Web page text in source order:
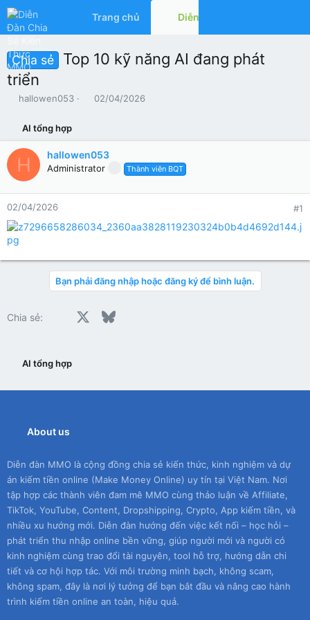
Trang chủ Diễn đàn
Chia sẻ
Top 10 kỹ năng AI đang phát
triển
T
e
a
d
s
t
a
r
r
hallowen053
N
ử
i
02/04/2026
AI tổng hợp
H hallowen053
Administrator Thành viên BQT
02/04/2026 #1
Bạn phải đăng nhập hoặc đăng ký để bình luận.
Chia sẻ: Facebook Bluesky
AI tổng hợp
About us
Diễn đàn MMO là cộng đồng chia sẻ kiến thức, kinh nghiệm và dự
án kiếm tiền online (Make Money Online) uy tín tại Việt Nam. Nơi
tập hợp các thành viên đam mê MMO cùng thảo luận về Affiliate,
TikTok, YouTube, Content, Dropshipping, Crypto, App kiếm tiền, và
nhiều xu hướng mới. Diễn đàn hướng đến việc kết nối – học hỏi –
phát triển thu nhập online bền vững, giúp người mới và người có
kinh nghiệm cùng trao đổi tài nguyên, tool hỗ trợ, hướng dẫn chi
tiết và cơ hội hợp tác. Với môi trường minh bạch, không scam,
không spam, đây là nơi lý tưởng để bạn bắt đầu và nâng cao hành
trình kiếm tiền online an toàn, hiệu quả.